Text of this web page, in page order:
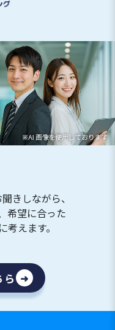
きしながら、
希望に合った
えます。
➜